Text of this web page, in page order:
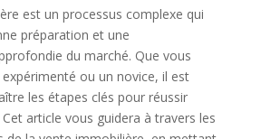
est un processus complexe qui
préparation et une
du marché. Que vous
ou un novice, il est
les étapes clés pour réussir
article vous guidera à travers les